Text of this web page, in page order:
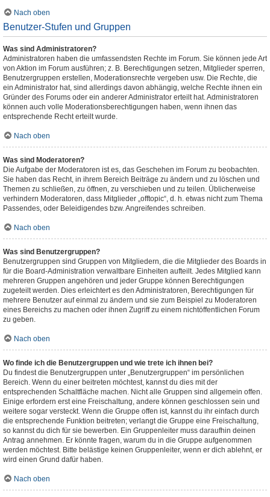
Nach oben
Benutzer-Stufen und Gruppen
Was sind Administratoren?
Administratoren haben die umfassendsten Rechte im Forum. Sie können jede Art
von Aktion im Forum ausführen; z. B. Berechtigungen setzen, Mitglieder sperren,
Benutzergruppen erstellen, Moderationsrechte vergeben usw. Die Rechte, die
ein Administrator hat, sind allerdings davon abhängig, welche Rechte ihnen ein
Gründer des Forums oder ein anderer Administrator erteilt hat. Administratoren
können auch volle Moderationsberechtigungen haben, wenn ihnen das
entsprechende Recht erteilt wurde.
Nach oben
Was sind Moderatoren?
Die Aufgabe der Moderatoren ist es, das Geschehen im Forum zu beobachten.
Sie haben das Recht, in ihrem Bereich Beiträge zu ändern und zu löschen und
Themen zu schließen, zu öffnen, zu verschieben und zu teilen. Üblicherweise
verhindern Moderatoren, dass Mitglieder „offtopic“, d. h. etwas nicht zum Thema
Passendes, oder Beleidigendes bzw. Angreifendes schreiben.
Nach oben
Was sind Benutzergruppen?
Benutzergruppen sind Gruppen von Mitgliedern, die die Mitglieder des Boards in
für die Board-Administration verwaltbare Einheiten aufteilt. Jedes Mitglied kann
mehreren Gruppen angehören und jeder Gruppe können Berechtigungen
zugeteilt werden. Dies erleichtert es den Administratoren, Berechtigungen für
mehrere Benutzer auf einmal zu ändern und sie zum Beispiel zu Moderatoren
eines Bereichs zu machen oder ihnen Zugriff zu einem nichtöffentlichen Forum
zu geben.
Nach oben
Wo finde ich die Benutzergruppen und wie trete ich ihnen bei?
Du findest die Benutzergruppen unter „Benutzergruppen“ im persönlichen
Bereich. Wenn du einer beitreten möchtest, kannst du dies mit der
entsprechenden Schaltfläche machen. Nicht alle Gruppen sind allgemein offen.
Einige erfordern erst eine Freischaltung, andere können geschlossen sein und
weitere sogar versteckt. Wenn die Gruppe offen ist, kannst du ihr einfach durch
die entsprechende Funktion beitreten; verlangt die Gruppe eine Freischaltung,
so kannst du dich für sie bewerben. Ein Gruppenleiter muss daraufhin deinen
Antrag annehmen. Er könnte fragen, warum du in die Gruppe aufgenommen
werden möchtest. Bitte belästige keinen Gruppenleiter, wenn er dich ablehnt, er
wird einen Grund dafür haben.
Nach oben